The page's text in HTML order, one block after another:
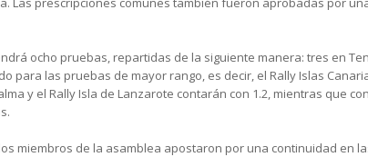
ocho pruebas, repartidas de la siguiente manera: tres en
para las pruebas de mayor rango, es decir, el Rally Islas
y el Rally Isla de Lanzarote contarán con 1.2, mientras que
miembros de la asamblea apostaron por una continuidad en